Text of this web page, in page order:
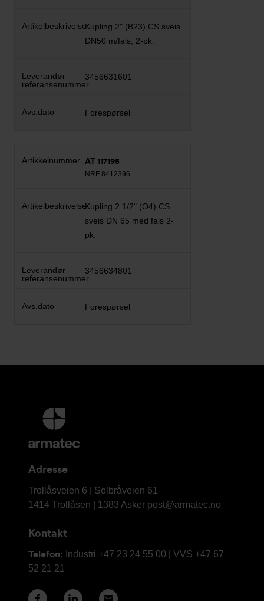
Kupling 2" (B23) CS sveis
DN50 m/fals, 2-pk.
3456631601
Forespørsel
AT 117195
NRF 8412396
Kupling 2 1/2" (O4) CS
sveis DN 65 med fals 2-
pk.
3456634801
Forespørsel
Mer
informasjon
og
Adresse
Armatec
AS
Trollåsveien 6 | Solbråveien 61
1414 Trollåsen | 1383 Asker post@armatec.no
Kontakt
Telefon: Industri +47 23 24 55 00 | VVS +47 67
52 21 21